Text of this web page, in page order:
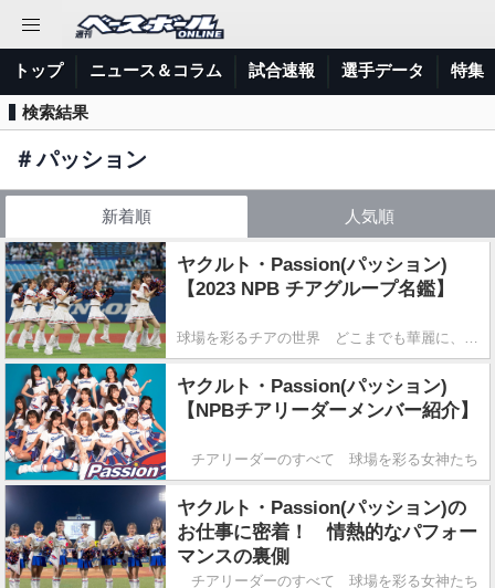
トップ ニュース＆コラム 試合速報 選手データ 特集
検索結果
＃パッション
新着順 人気順
ヤクルト・Passion(パッション)
【2023 NPB チアグループ名鑑】
球場を彩るチアの世界 どこまでも華麗に、舞い踊る！
ヤクルト・Passion(パッション)
【NPBチアリーダーメンバー紹介】
チアリーダーのすべて 球場を彩る女神たち
ヤクルト・Passion(パッション)の
お仕事に密着！ 情熱的なパフォー
マンスの裏側
チアリーダーのすべて 球場を彩る女神たち